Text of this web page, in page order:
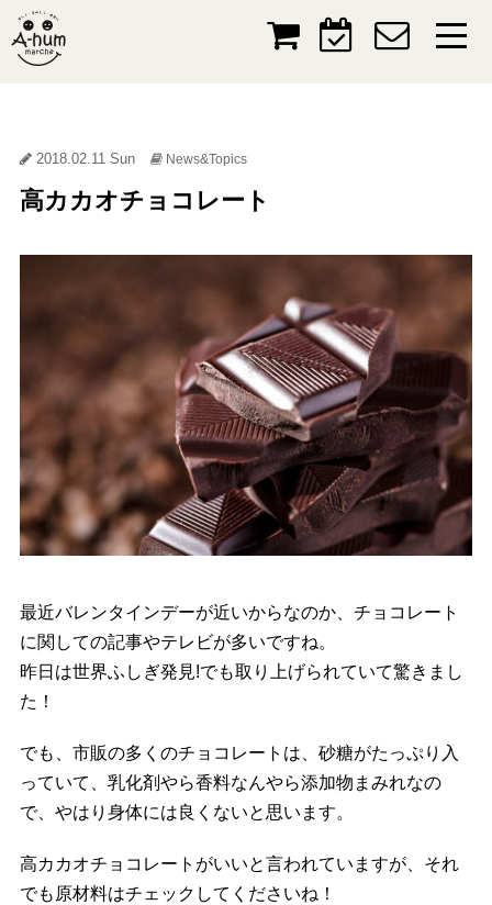
2018.02.11 Sun News&Topics
高カカオチョコレート
最近バレンタインデーが近いからなのか、チョコレート
に関しての記事やテレビが多いですね。
昨日は世界ふしぎ発見!でも取り上げられていて驚きまし
た！
でも、市販の多くのチョコレートは、砂糖がたっぷり入
っていて、乳化剤やら香料なんやら添加物まみれなの
で、やはり身体には良くないと思います。
高カカオチョコレートがいいと言われていますが、それ
でも原材料はチェックしてくださいね！